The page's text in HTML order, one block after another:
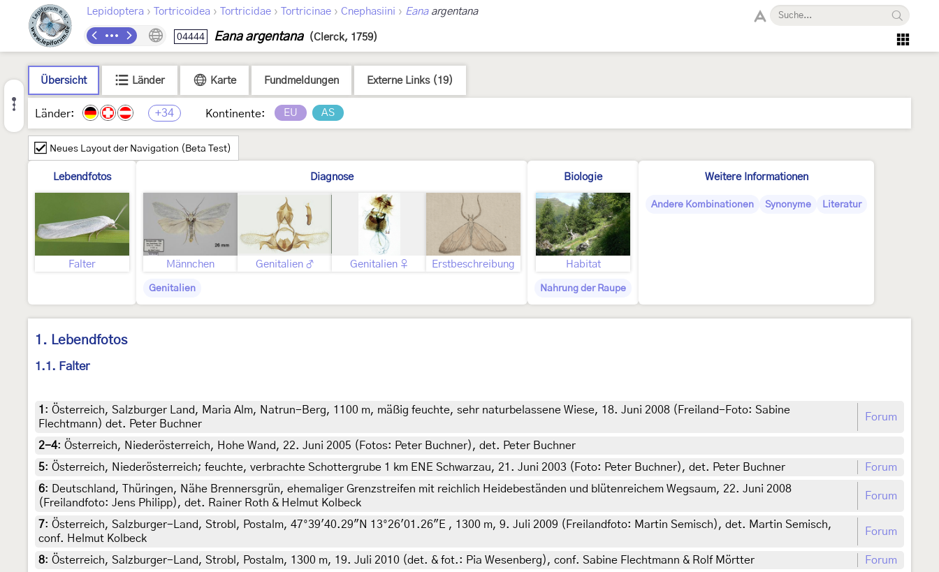
Lepidoptera › Tortricoidea › Tortricidae › Tortricinae › Cnephasiini › Eanaargentana
04444 Eana argentana (Clerck, 1759)
Übersicht Länder Karte Fundmeldungen Externe Links (19)
Länder: +34 Kontinente: EU AS
Neues Layout der Navigation (Beta Test)
Lebendfotos
Falter
Diagnose
Männchen Genitalien ♂ Genitalien ♀ Erstbeschreibung
Genitalien
Biologie
Habitat
Nahrung der Raupe
Weitere Informationen
Andere Kombinationen Synonyme Literatur
1. Lebendfotos
1.1. Falter
1 : Österreich, Salzburger Land, Maria Alm, Natrun-Berg, 1100 m, mäßig feuchte, sehr naturbelassene Wiese, 18. Juni 2008 (Freiland-Foto: Sabine
Flechtmann) det. Peter Buchner
Forum
2-4: Österreich, Niederösterreich, Hohe Wand, 22. Juni 2005 (Fotos: Peter Buchner), det. Peter Buchner
5: Österreich, Niederösterreich; feuchte, verbrachte Schottergrube 1 km ENE Schwarzau, 21. Juni 2003 (Foto: Peter Buchner), det. Peter Buchner
Forum
6:
Deutschland, Thüringen, Nähe Brennersgrün, ehemaliger Grenzstreifen mit reichlich Heidebeständen und blütenreichem Wegsaum, 22. Juni 2008
(Freilandfoto: Jens Philipp), det. Rainer Roth & Helmut Kolbeck
Forum
7: Österreich, Salzburger-Land, Strobl, Postalm, 47°39'40.29"N 13°26'01.26"E , 1300 m, 9. Juli 2009 (Freilandfoto: Martin Semisch), det. Martin Semisch,
conf. Helmut Kolbeck
Forum
8: Österreich, Salzburger-Land, Strobl, Postalm, 1300 m, 19. Juli 2010 (det. & fot.: Pia Wesenberg), conf. Sabine Flechtmann & Rolf Mörtter
Forum